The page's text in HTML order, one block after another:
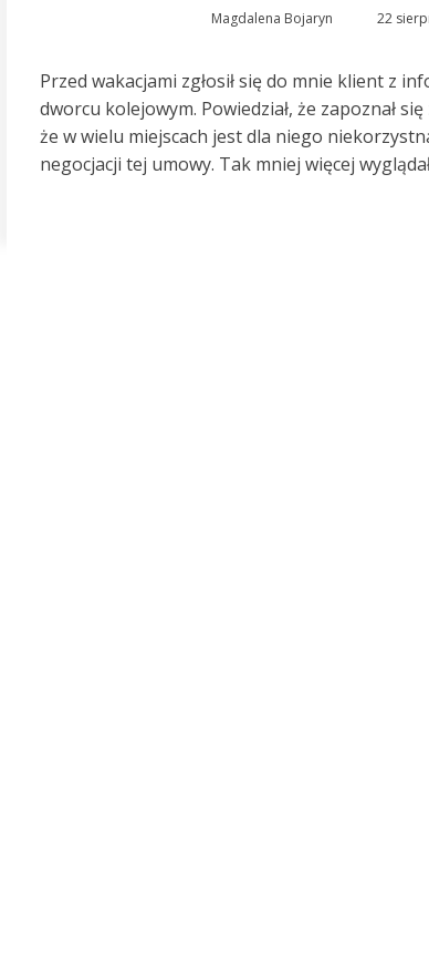
Magdalena Bojaryn 22
Przed wakacjami zgłosił się do mnie klient z
dworcu kolejowym. Powiedział, że zapoznał
że w wielu miejscach jest dla niego
negocjacji tej umowy. Tak mniej więcej